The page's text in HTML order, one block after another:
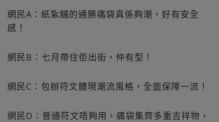
網民A：紙紮舖的通勝痛袋真係夠潮，好有安全
感！
網民B：七月帶住佢出街，仲有型！
網民C：包辦符文體現潮流風格，全面保障一流！
網民D：普通符文唔夠用，痛袋集齊多重吉祥物，